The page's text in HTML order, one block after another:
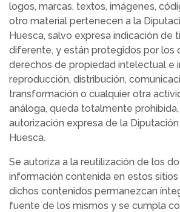
logos, marcas, textos, imágenes,
otro material pertenecen a la
Huesca, salvo expresa indicación de
diferente, y están protegidos por los
derechos de propiedad intelectual e
reproducción, distribución,
transformación o cualquier otra
análoga, queda totalmente
autorización expresa de la
Huesca.
Se autoriza a la reutilización de los
información contenida en estos
dichos contenidos permanezcan
fuente de los mismos y se cumpla